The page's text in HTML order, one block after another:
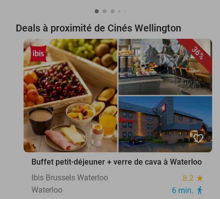
Deals à proximité de Cinés Wellington
36%
favorite_border
Buffet petit-déjeuner + verre de cava à Waterloo
Ibis Brussels Waterloo
8.2 star
Waterloo 6 min. directions_walk